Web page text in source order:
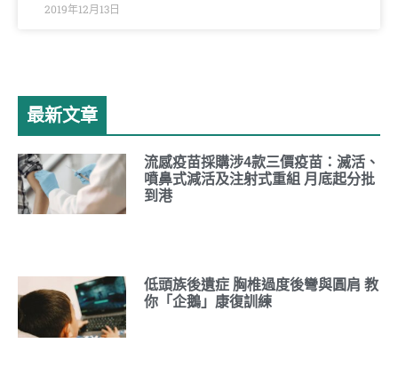
2019年12月13日
最新文章
流感疫苗採購涉4款三價疫苗：滅活、
噴鼻式減活及注射式重組 月底起分批
到港
低頭族後遺症 胸椎過度後彎與圓肩 教
你「企鵝」康復訓練